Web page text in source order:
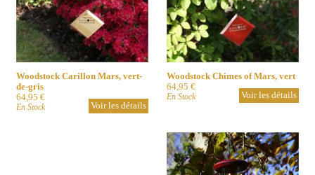
Woodstock Carillon Mars, vert-
de-gris
64,95 €
En Stock Voir les détails
Woodstock Chimes of Mars, vert
64,95 €
En Stock Voir les détails